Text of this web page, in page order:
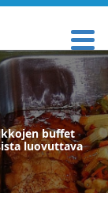
buffet
luovuttava